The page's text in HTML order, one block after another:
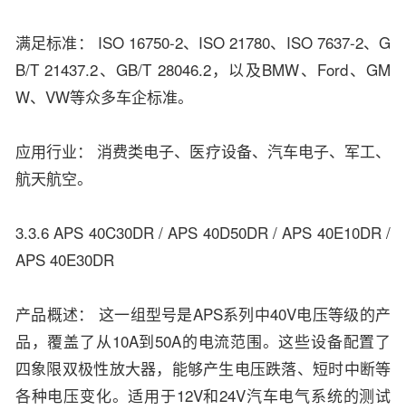
满足标准： ISO 16750-2、ISO 21780、ISO 7637-2、G
B/T 21437.2、GB/T 28046.2，以及BMW、Ford、GM
W、VW等众多车企标准。
应用行业： 消费类电子、医疗设备、汽车电子、军工、
航天航空。
3.3.6 APS 40C30DR / APS 40D50DR / APS 40E10DR /
APS 40E30DR
产品概述： 这一组型号是APS系列中40V电压等级的产
品，覆盖了从10A到50A的电流范围。这些设备配置了
四象限双极性放大器，能够产生电压跌落、短时中断等
各种电压变化。适用于12V和24V汽车电气系统的测试